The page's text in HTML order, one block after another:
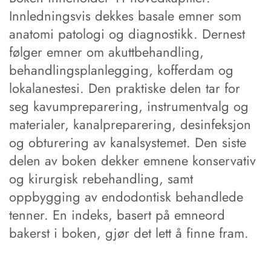
Innledningsvis dekkes basale emner som
anatomi patologi og diagnostikk. Dernest
følger emner om akuttbehandling,
behandlingsplanlegging, kofferdam og
lokalanestesi. Den praktiske delen tar for
seg kavumpreparering, instrumentvalg og
materialer, kanalpreparering, desinfeksjon
og obturering av kanalsystemet. Den siste
delen av boken dekker emnene konservativ
og kirurgisk rebehandling, samt
oppbygging av endodontisk behandlede
tenner. En indeks, basert på emneord
bakerst i boken, gjør det lett å finne fram.